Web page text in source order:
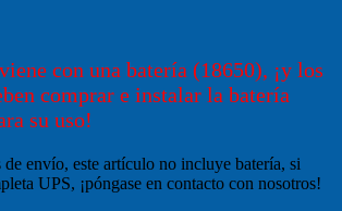
con una batería (18650), ¡y los
comprar e instalar la batería
su uso!
envío, este artículo no incluye batería, si
UPS, ¡póngase en contacto con nosotros!